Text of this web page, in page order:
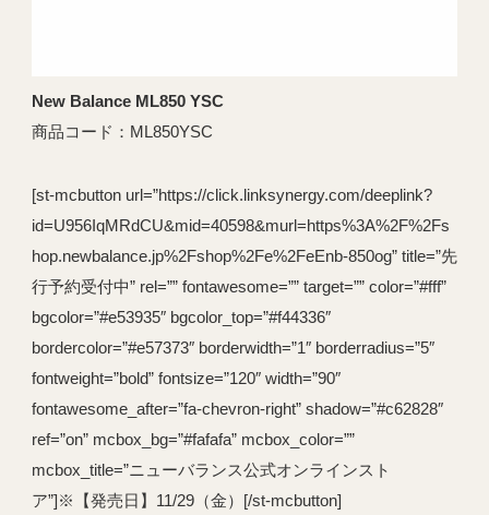
New Balance ML850 YSC
商品コード：ML850YSC
[st-mcbutton url=”https://click.linksynergy.com/deeplink?
id=U956IqMRdCU&mid=40598&murl=https%3A%2F%2Fs
hop.newbalance.jp%2Fshop%2Fe%2FeEnb-850og” title=”先
行予約受付中” rel=”” fontawesome=”” target=”” color=”#fff”
bgcolor=”#e53935″ bgcolor_top=”#f44336″
bordercolor=”#e57373″ borderwidth=”1″ borderradius=”5″
fontweight=”bold” fontsize=”120″ width=”90″
fontawesome_after=”fa-chevron-right” shadow=”#c62828″
ref=”on” mcbox_bg=”#fafafa” mcbox_color=””
mcbox_title=”ニューバランス公式オンラインスト
ア”]※【発売日】11/29（金）[/st-mcbutton]